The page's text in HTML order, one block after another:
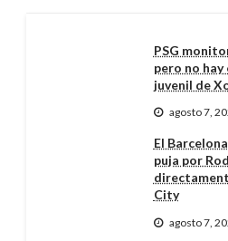
PSG
pero no
juvenil de
agosto 7,
El
puja por
City
agosto 7,